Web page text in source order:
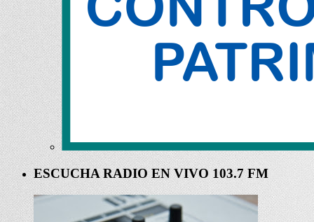
ESCUCHA RADIO EN VIVO 103.7 FM